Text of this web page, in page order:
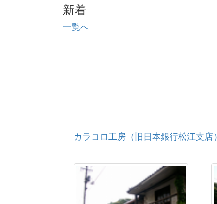
新着
一覧へ
カラコロ工房（旧日本銀行松江支店